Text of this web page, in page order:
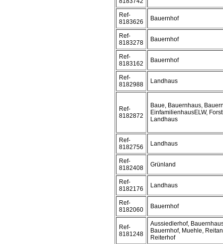
Ref-
8183626
Bauernhof
Ref-
8183278
Bauernhof
Ref-
8183162
Bauernhof
Ref-
8182988
Landhaus
Ref-
8182872
Baue, Bauernhaus,
EinfamilienhausELW,
Landhaus
Ref-
8182756
Landhaus
Ref-
8182408
Grünland
Ref-
8182176
Landhaus
Ref-
8182060
Bauernhof
Ref-
8181248
Aussiedlerhof,
Bauernhof, Muehle,
Reiterhof